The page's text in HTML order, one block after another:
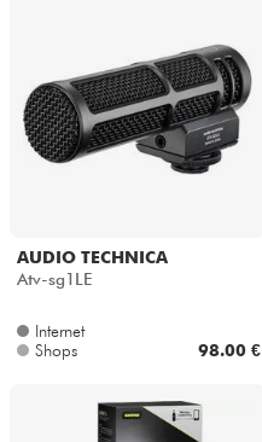
AUDIO TECHNICA
Atv-sg1LE
Internet
Shops
98.00 €